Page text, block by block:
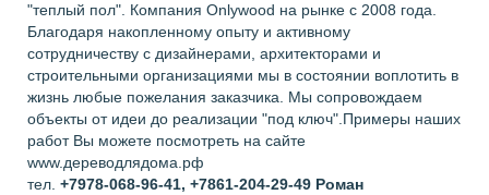
"теплый пол". Компания Onlywood на рынке с 2008 года.
Благодаря накопленному опыту и активному
сотрудничеству с дизайнерами, архитекторами и
строительными организациями мы в состоянии воплотить в
жизнь любые пожелания заказчика. Мы сопровождаем
объекты от идеи до реализации "под ключ".Примеры наших
работ Вы можете посмотреть на сайте
www.дереводлядома.рф
тел. +7978-068-96-41, +7861-204-29-49 Роман